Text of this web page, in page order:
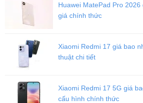
Huawei MatePad Pro
giá chính thức
Xiaomi Redmi 17 giá bao
thuật chi tiết
Xiaomi Redmi 17 5G giá
cấu hình chính thức